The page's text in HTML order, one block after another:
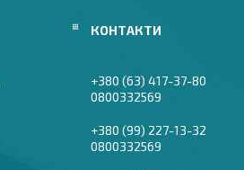
+380 (63) 417-37-80
0800332569
+380 (99) 227-13-32
0800332569